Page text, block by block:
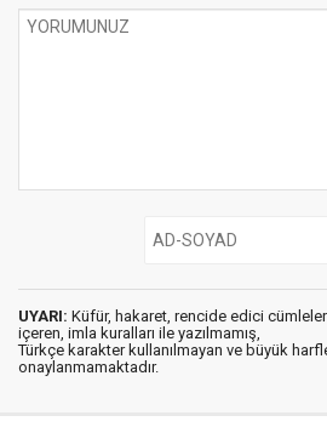
UYARI: Küfür, hakaret, rencide edici cümleler
içeren, imla kuralları ile yazılmamış,
Türkçe karakter kullanılmayan ve büyük
onaylanmamaktadır.